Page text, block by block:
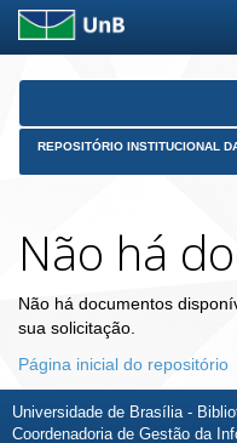
Skip
REPOSITÓRIO INSTITUCIONAL
Não há
Não há documentos
sua solicitação.
Página inicial do repositório
Universidade de Brasília -
Coordenadoria de Gestão da